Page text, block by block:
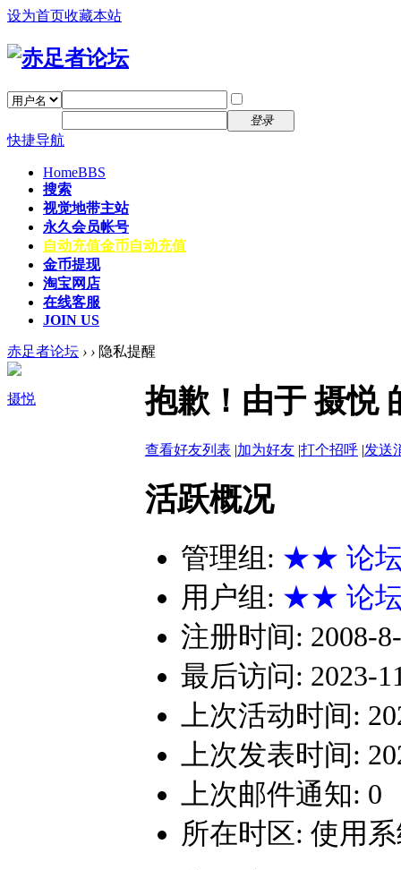
设为首页收藏本站
登录
快捷导航
HomeBBS
搜索
视觉地带主站
永久会员帐号
自动充值金币自动充值
金币提现
淘宝网店
在线客服
JOIN US
赤足者论坛 › › 隐私提醒
摄悦 抱歉！由于 摄悦
查看好友列表 |加为好友 |打个招呼 |发送
活跃概况
管理组: ★★ 论
用户组: ★★ 论
注册时间: 2008-
最后访问: 2023-
上次活动时间:
上次发表时间:
上次邮件通知: 0
所在时区: 使用